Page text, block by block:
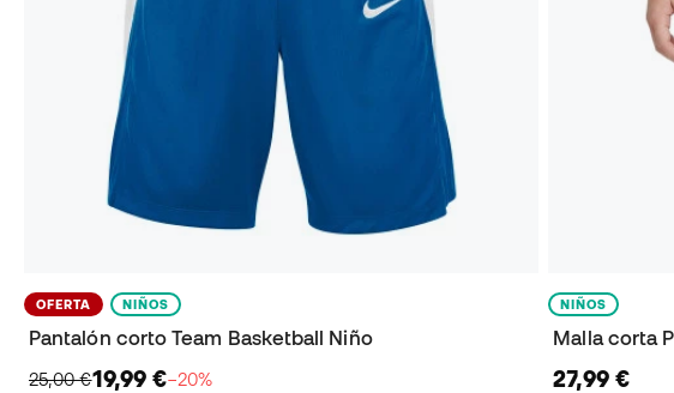
OFERTA NIÑOS
Pantalón corto Team Basketball Niño
25,00 €19,99 €−20%
NIÑOS
Malla corta
27,99 €